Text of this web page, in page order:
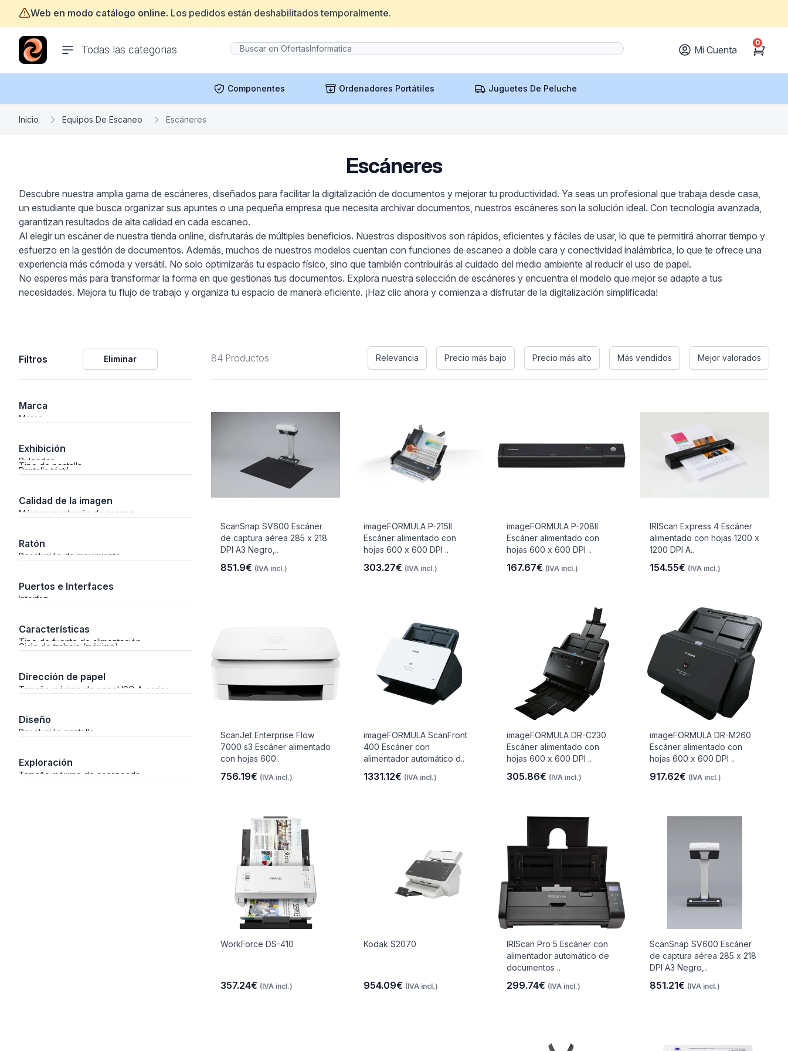
Web en modo catálogo online. Los pedidos están deshabilitados temporalmente.
Todas las categorias
Libre
ofertasinformatica.com
Mi Cuenta Cart
0
Componentes Ordenadores Portátiles Juguetes De Peluche
Inicio Equipos De Escaneo Escáneres
Escáneres
Descubre nuestra amplia gama de escáneres, diseñados para facilitar la digitalización de documentos y mejorar tu productividad. Ya seas un profesional que trabaja desde casa,
un estudiante que busca organizar sus apuntes o una pequeña empresa que necesita archivar documentos, nuestros escáneres son la solución ideal. Con tecnología avanzada,
garantizan resultados de alta calidad en cada escaneo.
Al elegir un escáner de nuestra tienda online, disfrutarás de múltiples beneficios. Nuestros dispositivos son rápidos, eficientes y fáciles de usar, lo que te permitirá ahorrar tiempo y
esfuerzo en la gestión de documentos. Además, muchos de nuestros modelos cuentan con funciones de escaneo a doble cara y conectividad inalámbrica, lo que te ofrece una
experiencia más cómoda y versátil. No solo optimizarás tu espacio físico, sino que también contribuirás al cuidado del medio ambiente al reducir el uso de papel.
No esperes más para transformar la forma en que gestionas tus documentos. Explora nuestra selección de escáneres y encuentra el modelo que mejor se adapte a tus
necesidades. Mejora tu flujo de trabajo y organiza tu espacio de manera eficiente. ¡Haz clic ahora y comienza a disfrutar de la digitalización simplificada!
Filtros Eliminar
Marca
Marca
Exhibición
Pulgadas
Tipo de pantalla
Pantalla táctil
Calidad de la imagen
Máxima resolución de imagen
Ratón
Resolución de movimiento
Puertos e Interfaces
Interfaz
Características
Tipo de fuente de alimentación
Ciclo de trabajo (máximo)
Dirección de papel
Tamaño máximo de papel ISO A-series
Diseño
Resolución pantalla
Exploración
Tamaño máximo de escaneado
84 Productos Relevancia Precio más bajo Precio más alto Más vendidos Mejor valorados
ScanSnap SV600 Escáner
de captura aérea 285 x 218
DPI A3 Negro,..
851.9€ (IVA incl.)
imageFORMULA P-215II
Escáner alimentado con
hojas 600 x 600 DPI ..
303.27€ (IVA incl.)
imageFORMULA P-208II
Escáner alimentado con
hojas 600 x 600 DPI ..
167.67€ (IVA incl.)
IRIScan Express 4 Escáner
alimentado con hojas 1200 x
1200 DPI A..
154.55€ (IVA incl.)
ScanJet Enterprise Flow
7000 s3 Escáner alimentado
con hojas 600..
756.19€ (IVA incl.)
imageFORMULA ScanFront
400 Escáner con
alimentador automático d..
1331.12€ (IVA incl.)
imageFORMULA DR-C230
Escáner alimentado con
hojas 600 x 600 DPI ..
305.86€ (IVA incl.)
imageFORMULA DR-M260
Escáner alimentado con
hojas 600 x 600 DPI ..
917.62€ (IVA incl.)
WorkForce DS-410
357.24€ (IVA incl.)
Kodak S2070
954.09€ (IVA incl.)
IRIScan Pro 5 Escáner con
alimentador automático de
documentos ..
299.74€ (IVA incl.)
ScanSnap SV600 Escáner
de captura aérea 285 x 218
DPI A3 Negro,..
851.21€ (IVA incl.)